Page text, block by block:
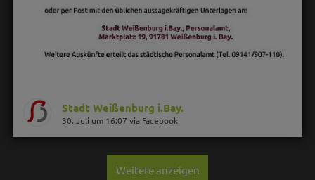
Stadt Weißenburg i.Bay.
30. Juli um 16:07 via Facebook
Weitere anzeigen